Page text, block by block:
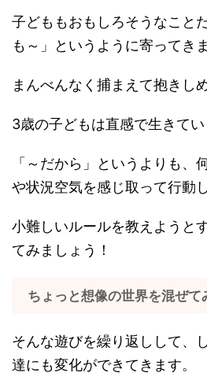
子どももおもしろそうなこと
も～」というように寄ってきま
まんべんなく捕まえて抱きし
3歳の子どもは直感で生きてい
「～だから」というよりも、
や状況空気を感じ取って行動し
小難しいルールを教えようと
てみましょう！
ちょっと想像の世界を混ぜて
そんな遊びを繰り返しして、
達にも変化ができてきます。